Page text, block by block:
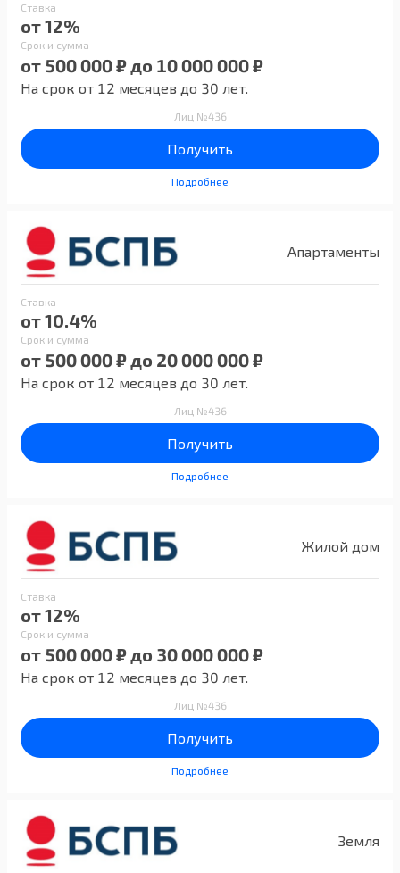
Ставка
от 12%
Срок и сумма
от 500 000 ₽ до 10 000 000 ₽
На срок от 12 месяцев до 30 лет.
Лиц №436
Получить
Подробнее
Апартаменты
Ставка
от 10.4%
Срок и сумма
от 500 000 ₽ до 20 000 000 ₽
На срок от 12 месяцев до 30 лет.
Лиц №436
Получить
Подробнее
Жилой дом
Ставка
от 12%
Срок и сумма
от 500 000 ₽ до 30 000 000 ₽
На срок от 12 месяцев до 30 лет.
Лиц №436
Получить
Подробнее
Земля